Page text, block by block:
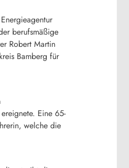
berufsmäßige
Robert Martin
Bamberg für
Eine 65-
welche die